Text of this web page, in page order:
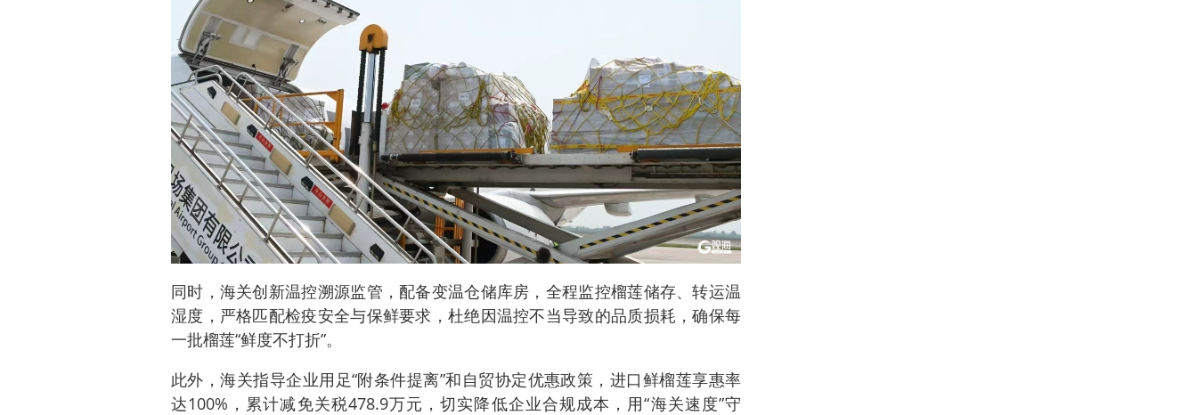
同时，海关创新温控溯源监管，配备变温仓储库房，全程监控榴莲储存、转运温
湿度，严格匹配检疫安全与保鲜要求，杜绝因温控不当导致的品质损耗，确保每
一批榴莲“鲜度不打折”。
此外，海关指导企业用足“附条件提离”和自贸协定优惠政策，进口鲜榴莲享惠率
达100%，累计减免关税478.9万元，切实降低企业合规成本，用“海关速度”守